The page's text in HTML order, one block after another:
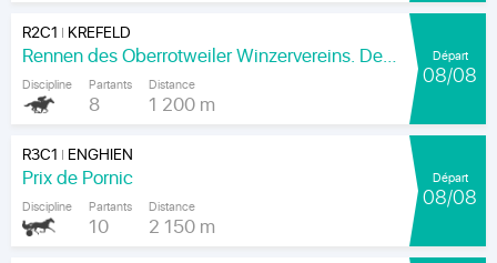
R2C1 | KREFELD
Rennen des Oberrotweiler Winzervereins. Der Klassiker Am Kaiser.
Discipline Partants
8
Distance
1 200 m
Départ
08/08
R3C1 | ENGHIEN
Prix de Pornic
Discipline Partants
10
Distance
2 150 m
Départ
08/08